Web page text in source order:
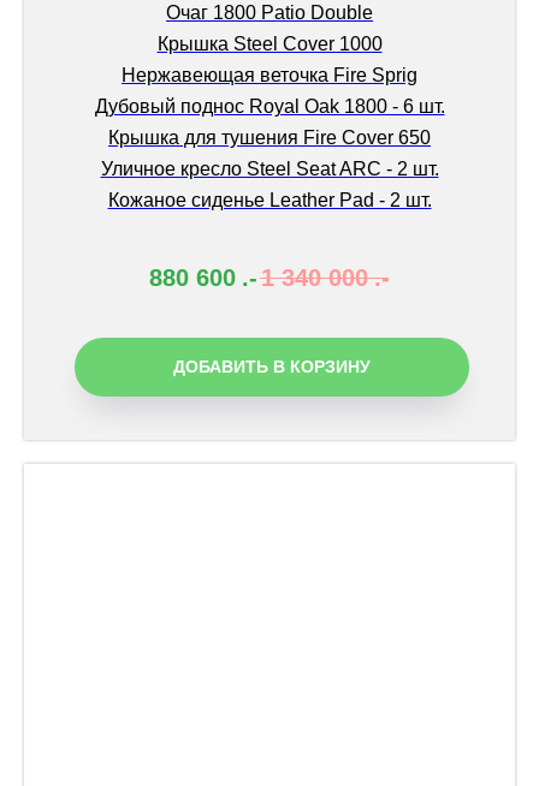
Очаг 1800 Patio Double
Крышка Steel Cover 1000
Нержавеющая веточка Fire Sprig
Дубовый поднос Royal Oak 1800 - 6 шт.
Крышка для тушения Fire Cover 650
Уличное кресло Steel Seat ARC - 2 шт.
Кожаное сиденье Leather Pad - 2 шт.
880 600 .-1 340 000 .-
ДОБАВИТЬ В КОРЗИНУ